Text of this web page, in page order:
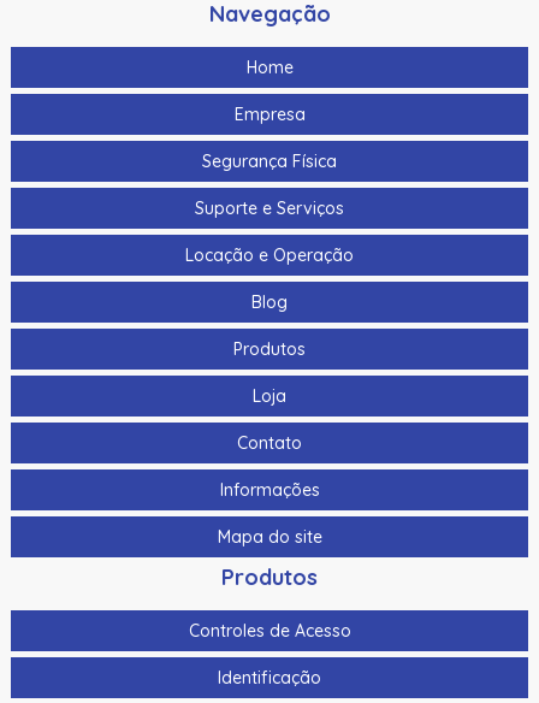
Navegação
Home
Empresa
Segurança Física
Suporte e Serviços
Locação e Operação
Blog
Produtos
Loja
Contato
Informações
Mapa do site
Produtos
Controles de Acesso
Identificação